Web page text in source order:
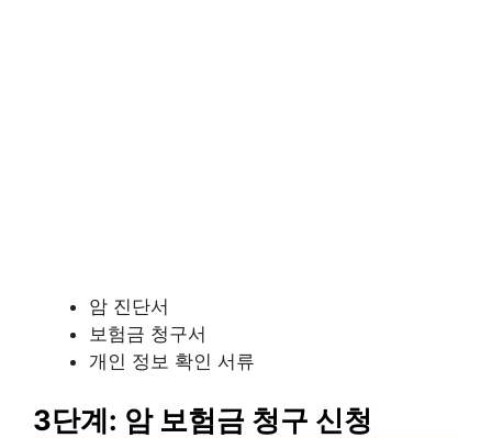
암 진단서
보험금 청구서
개인 정보 확인 서류
3단계: 암 보험금 청구 신청